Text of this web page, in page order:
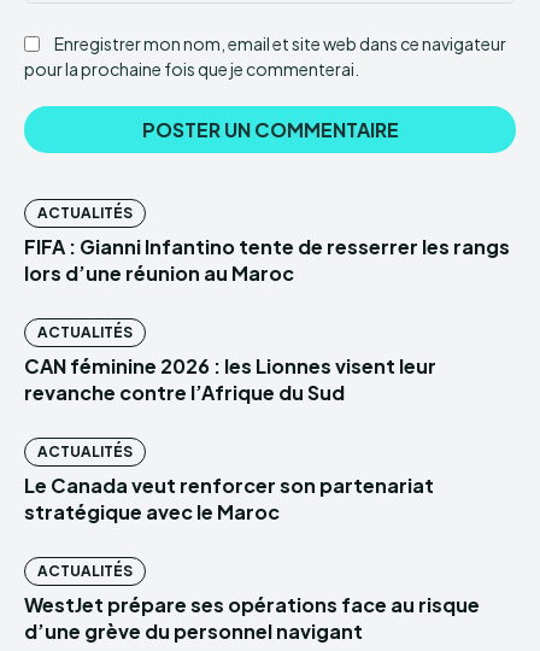
Enregistrer mon nom, email et site web dans ce navigateur
pour la prochaine fois que je commenterai.
ACTUALITÉS
FIFA : Gianni Infantino tente de resserrer les rangs
lors d’une réunion au Maroc
ACTUALITÉS
CAN féminine 2026 : les Lionnes visent leur
revanche contre l’Afrique du Sud
ACTUALITÉS
Le Canada veut renforcer son partenariat
stratégique avec le Maroc
ACTUALITÉS
WestJet prépare ses opérations face au risque
d’une grève du personnel navigant